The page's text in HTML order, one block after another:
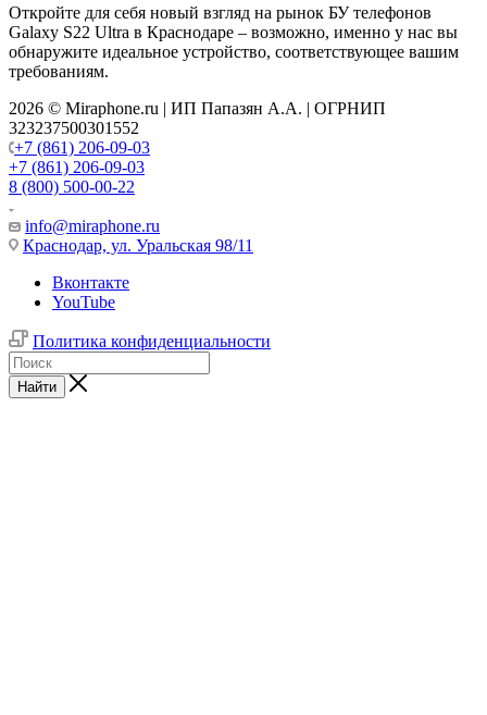
Откройте для себя новый взгляд на рынок БУ телефонов
Galaxy S22 Ultra в Краснодаре – возможно, именно у нас вы
обнаружите идеальное устройство, соответствующее вашим
требованиям.
2026 © Miraphone.ru | ИП Папазян А.А. | ОГРНИП
323237500301552
+7 (861) 206-09-03
+7 (861) 206-09-03
8 (800) 500-00-22
info@miraphone.ru
Краснодар, ул. Уральская 98/11
Вконтакте
YouTube
Политика конфиденциальности
Найти